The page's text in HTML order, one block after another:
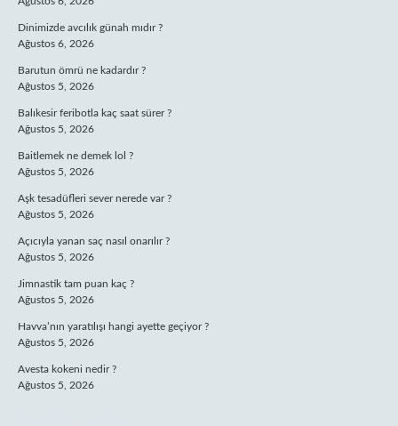
Dinimizde avcılık günah mıdır ?
Ağustos 6, 2026
Barutun ömrü ne kadardır ?
Ağustos 5, 2026
Balıkesir feribotla kaç saat sürer ?
Ağustos 5, 2026
Baitlemek ne demek lol ?
Ağustos 5, 2026
Aşk tesadüfleri sever nerede var ?
Ağustos 5, 2026
Açıcıyla yanan saç nasıl onarılır ?
Ağustos 5, 2026
Jimnastik tam puan kaç ?
Ağustos 5, 2026
Havva’nın yaratılışı hangi ayette geçiyor ?
Ağustos 5, 2026
Avesta kokeni nedir ?
Ağustos 5, 2026